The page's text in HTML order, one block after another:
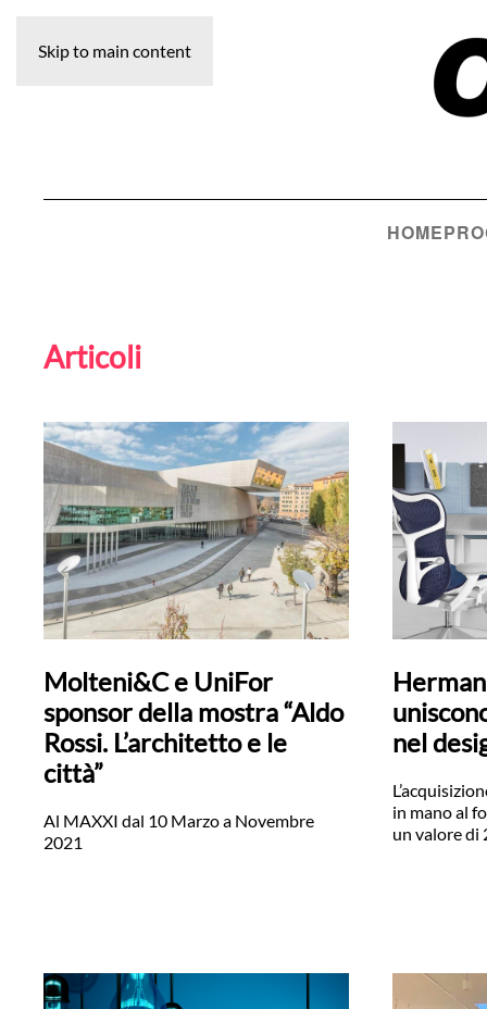
Skip to main content
HOME
Articoli
Molteni&C e UniFor
sponsor della mostra “Aldo
Rossi. L’architetto e le
città”
Al MAXXI dal 10 Marzo a Novembre
2021
nel
in mano al
un valore di